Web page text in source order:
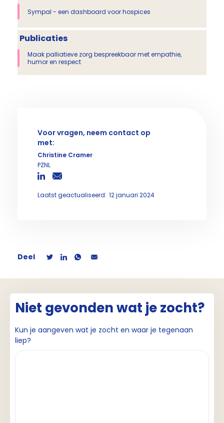
Sympal - een dashboard voor hospices
Publicaties
Maak palliatieve zorg bespreekbaar met empathie,
humor en respect
Voor vragen, neem contact op
met:
Christine Cramer
PZNL
Laatst geactualiseerd: 12 januari 2024
Deel
Niet gevonden wat je zocht?
Kun je aangeven wat je zocht en waar je tegenaan
liep?